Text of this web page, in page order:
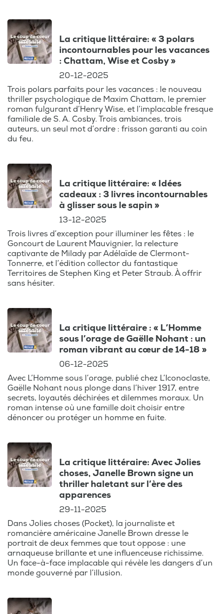
La critique littéraire: « 3 polars
incontournables pour les vacances
: Chattam, Wise et Cosby »
20-12-2025
Trois polars parfaits pour les vacances : le nouveau
thriller psychologique de Maxim Chattam, le premier
roman fulgurant d’Henry Wise, et l’implacable fresque
familiale de S. A. Cosby. Trois ambiances, trois
auteurs, un seul mot d’ordre : frisson garanti au coin
du feu.
La critique littéraire: « Idées
cadeaux : 3 livres incontournables
à glisser sous le sapin »
13-12-2025
Trois livres d’exception pour illuminer les fêtes : le
Goncourt de Laurent Mauvignier, la relecture
captivante de Milady par Adélaïde de Clermont-
Tonnerre, et l’édition collector du fantastique
Territoires de Stephen King et Peter Straub. À offrir
sans hésiter.
La critique littéraire : « L’Homme
sous l’orage de Gaëlle Nohant : un
roman vibrant au cœur de 14-18 »
06-12-2025
Avec L’Homme sous l’orage, publié chez L’Iconoclaste,
Gaëlle Nohant nous plonge dans l’hiver 1917, entre
secrets, loyautés déchirées et dilemmes moraux. Un
roman intense où une famille doit choisir entre
dénoncer ou protéger un homme en fuite.
La critique littéraire: Avec Jolies
choses, Janelle Brown signe un
thriller haletant sur l’ère des
apparences
29-11-2025
Dans Jolies choses (Pocket), la journaliste et
romancière américaine Janelle Brown dresse le
portrait de deux femmes que tout oppose : une
arnaqueuse brillante et une influenceuse richissime.
Un face-à-face implacable qui révèle les dangers d’un
monde gouverné par l’illusion.